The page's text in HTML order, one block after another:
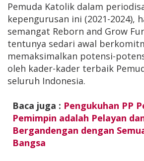
Pemuda Katolik dalam
kepengurusan ini (2021-2024),
semangat Reborn and Grow
tentunya sedari awal
memaksimalkan potensi-
oleh kader-kader terbaik
seluruh Indonesia.
Baca juga : Pengukuhan PP
Pemimpin adalah Pelayan
Bergandengan dengan
Bangsa